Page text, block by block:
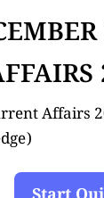
Affairs